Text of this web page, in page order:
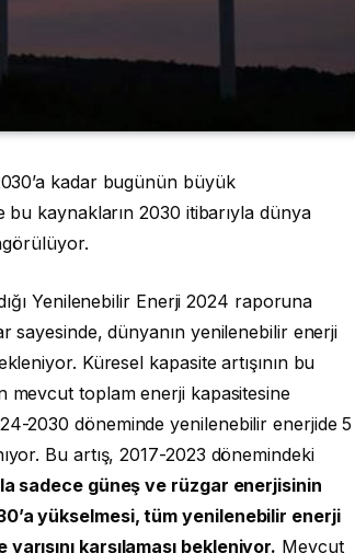
kadar bugünün büyük
kaynakların 2030 itibarıyla dünya
Yenilenebilir Enerji 2024 raporuna
dünyanın yenilenebilir enerji
Küresel kapasite artışının bu
mevcut toplam enerji kapasitesine
2030 döneminde yenilenebilir enerjide 5
Bu artış, 2017-2023 dönemindeki
sadece güneş ve rüzgar enerjisinin
yükselmesi, tüm yenilenebilir enerji
karşılaması bekleniyor. Mevcut